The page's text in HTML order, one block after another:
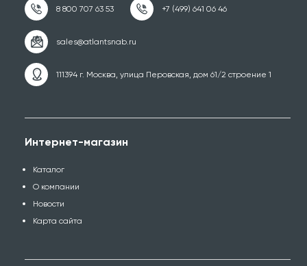
111394 г. Москва, улица Перовская, дом 61/2 строение 1
Интернет-магазин
Каталог
О компании
Новости
Карта сайта